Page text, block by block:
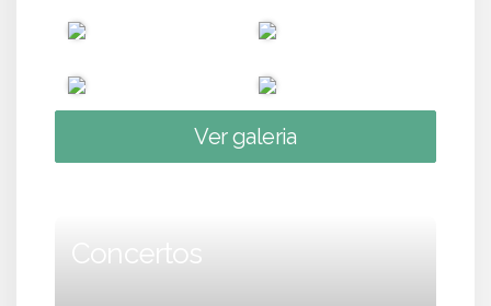
Ver galeria
Concertos